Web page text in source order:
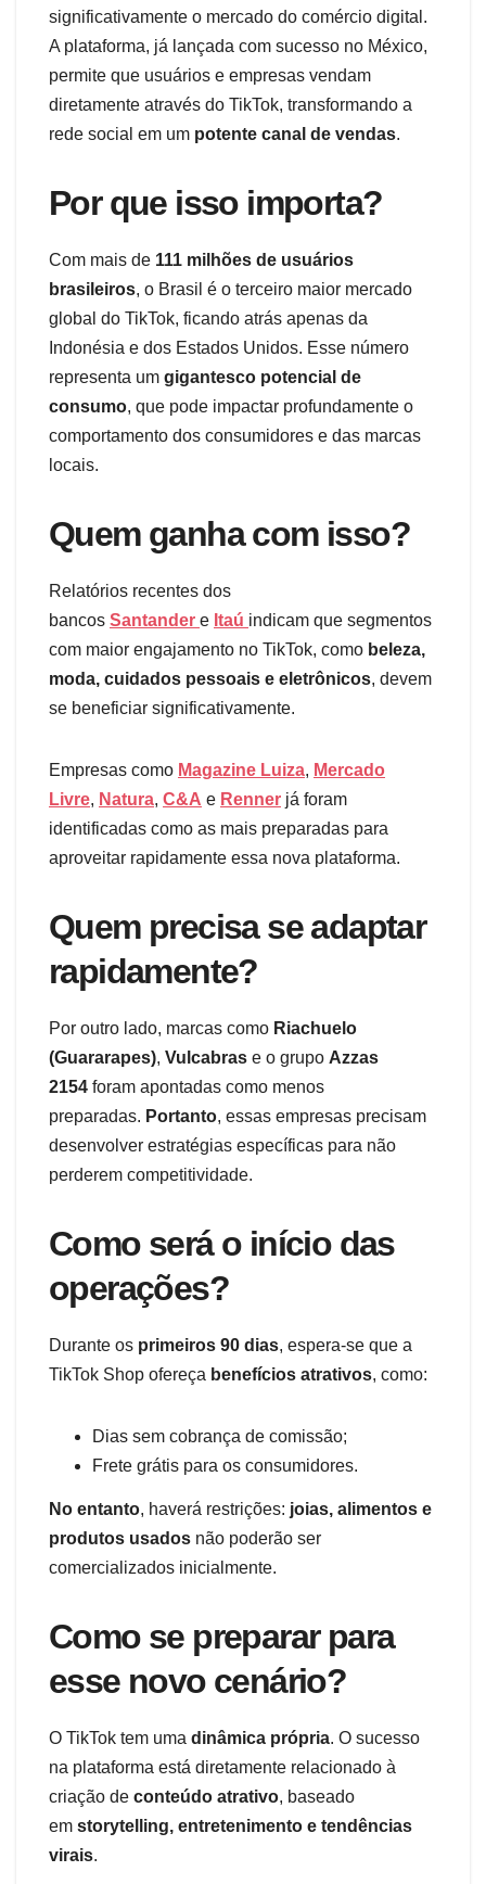
significativamente o mercado do comércio digital.
A plataforma, já lançada com sucesso no México,
permite que usuários e empresas vendam
diretamente através do TikTok, transformando a
rede social em um potente canal de vendas.
Por que isso importa?
Com mais de 111 milhões de usuários
brasileiros, o Brasil é o terceiro maior mercado
global do TikTok, ficando atrás apenas da
Indonésia e dos Estados Unidos. Esse número
representa um gigantesco potencial de
consumo, que pode impactar profundamente o
comportamento dos consumidores e das marcas
locais.
Quem ganha com isso?
Relatórios recentes dos
bancos Santander e Itaú indicam que segmentos
com maior engajamento no TikTok, como beleza,
moda, cuidados pessoais e eletrônicos, devem
se beneficiar significativamente.
Empresas como Magazine Luiza, Mercado
Livre, Natura, C&A e Renner já foram
identificadas como as mais preparadas para
aproveitar rapidamente essa nova plataforma.
Quem precisa se adaptar
rapidamente?
Por outro lado, marcas como Riachuelo
(Guararapes), Vulcabras e o grupo Azzas
2154 foram apontadas como menos
preparadas. Portanto, essas empresas precisam
desenvolver estratégias específicas para não
perderem competitividade.
Como será o início das
operações?
Durante os primeiros 90 dias, espera-se que a
TikTok Shop ofereça benefícios atrativos, como:
Dias sem cobrança de comissão;
Frete grátis para os consumidores.
No entanto, haverá restrições: joias, alimentos e
produtos usados não poderão ser
comercializados inicialmente.
Como se preparar para
esse novo cenário?
O TikTok tem uma dinâmica própria. O sucesso
na plataforma está diretamente relacionado à
criação de conteúdo atrativo, baseado
em storytelling, entretenimento e tendências
virais.